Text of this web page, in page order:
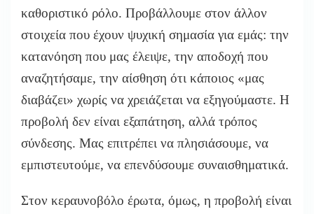
καθοριστικό ρόλο. Προβάλλουμε στον άλλον
στοιχεία που έχουν ψυχική σημασία για εμάς: την
κατανόηση που μας έλειψε, την αποδοχή που
αναζητήσαμε, την αίσθηση ότι κάποιος «μας
διαβάζει» χωρίς να χρειάζεται να εξηγούμαστε. Η
προβολή δεν είναι εξαπάτηση, αλλά τρόπος
σύνδεσης. Μας επιτρέπει να πλησιάσουμε, να
εμπιστευτούμε, να επενδύσουμε συναισθηματικά.
Στον κεραυνοβόλο έρωτα, όμως, η προβολή είναι